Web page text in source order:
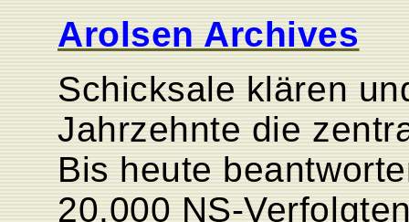
Arolsen Archives
Schicksale klären
Jahrzehnte die
Bis heute
20.000 NS-